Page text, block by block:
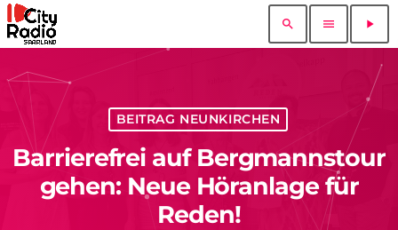
search menu play_arrow
BEITRAG NEUNKIRCHEN
Barrierefrei auf Bergmannstour
gehen: Neue Höranlage für
Reden!